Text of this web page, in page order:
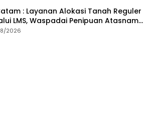
: Layanan Alokasi Tanah Reguler
LMS, Waspadai Penipuan Atasnama
2026